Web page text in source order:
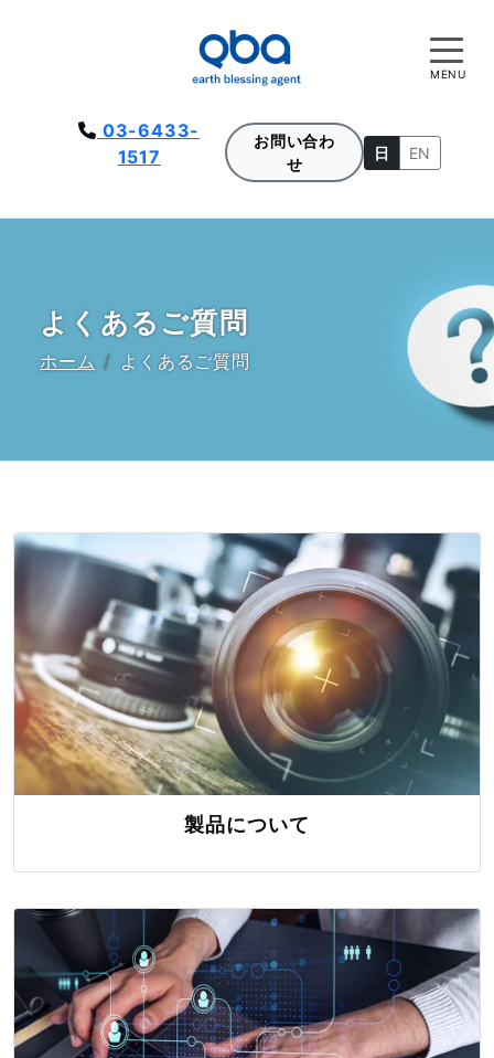
03-6433-
1517
お問い合わ
せ
日 EN
MENU
よくあるご質問
ホーム よくあるご質問
製品について